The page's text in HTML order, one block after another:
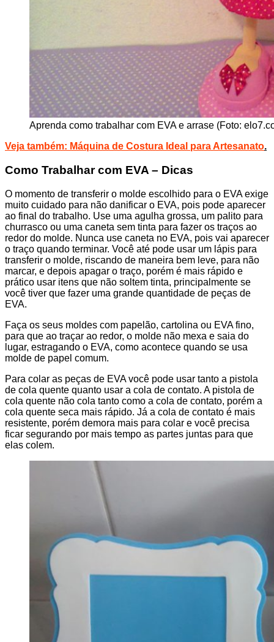
Aprenda como trabalhar com EVA e arrase (Foto:
Veja também: Máquina de Costura Ideal para Artesanato.
Como Trabalhar com EVA – Dicas
O momento de transferir o molde escolhido para o EVA exige
muito cuidado para não danificar o EVA, pois pode aparecer
ao final do trabalho. Use uma agulha grossa, um palito para
churrasco ou uma caneta sem tinta para fazer os traços ao
redor do molde. Nunca use caneta no EVA, pois vai aparecer
o traço quando terminar. Você até pode usar um lápis para
transferir o molde, riscando de maneira bem leve, para não
marcar, e depois apagar o traço, porém é mais rápido e
prático usar itens que não soltem tinta, principalmente se
você tiver que fazer uma grande quantidade de peças de
EVA.
Faça os seus moldes com papelão, cartolina ou EVA fino,
para que ao traçar ao redor, o molde não mexa e saia do
lugar, estragando o EVA, como acontece quando se usa
molde de papel comum.
Para colar as peças de EVA você pode usar tanto a pistola
de cola quente quanto usar a cola de contato. A pistola de
cola quente não cola tanto como a cola de contato, porém a
cola quente seca mais rápido. Já a cola de contato é mais
resistente, porém demora mais para colar e você precisa
ficar segurando por mais tempo as partes juntas para que
elas colem.